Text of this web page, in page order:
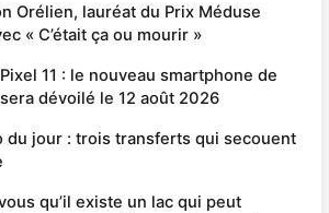
Orélien, lauréat du Prix Méduse
« C’était ça ou mourir »
11 : le nouveau smartphone de
dévoilé le 12 août 2026
du jour : trois transferts qui secouent
qu’il existe un lac qui peut